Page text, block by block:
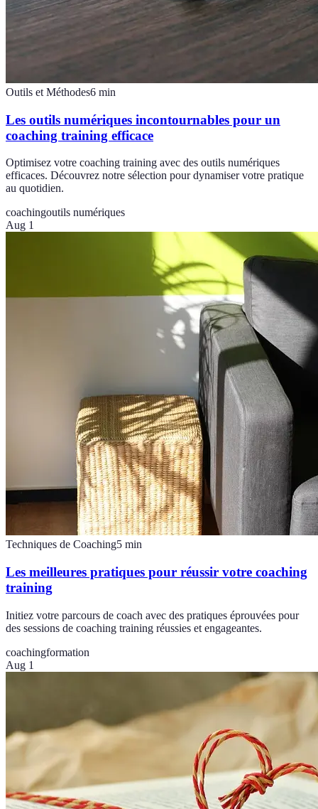
Outils et Méthodes6 min
Les outils numériques incontournables pour un
coaching training efficace
Optimisez votre coaching training avec des outils numériques
efficaces. Découvrez notre sélection pour dynamiser votre pratique
au quotidien.
coachingoutils numériques
Aug 1
Techniques de Coaching5 min
Les meilleures pratiques pour réussir votre coaching
training
Initiez votre parcours de coach avec des pratiques éprouvées pour
des sessions de coaching training réussies et engageantes.
coachingformation
Aug 1